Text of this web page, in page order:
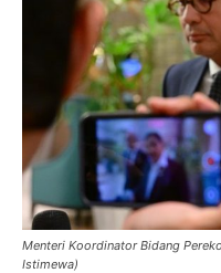
Menteri Koordinator Bidang
Istimewa)